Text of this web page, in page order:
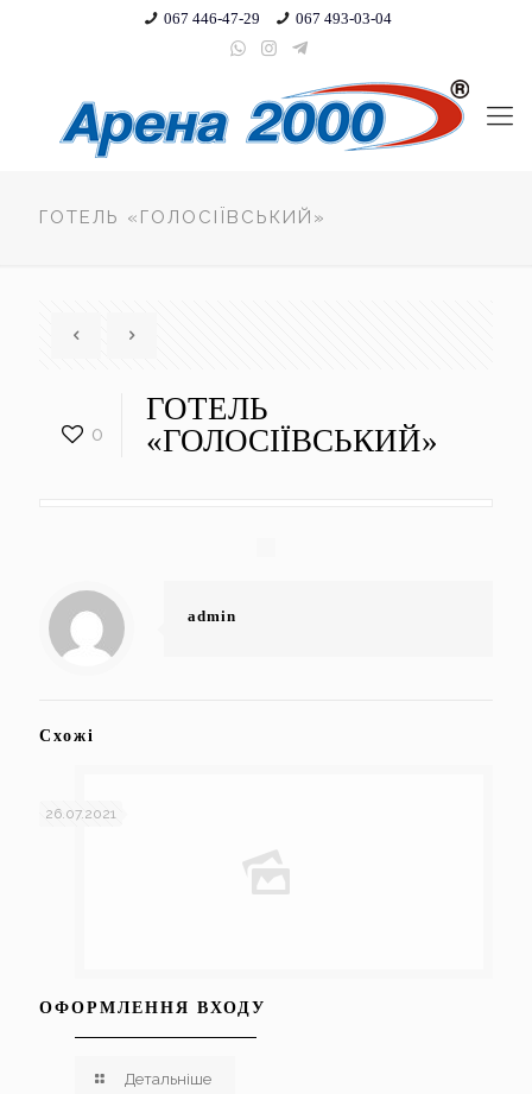
067 446-47-29 067 493-03-04
ГОТЕЛЬ «ГОЛОСІЇВСЬКИЙ»
0
ГОТЕЛЬ
«ГОЛОСІЇВСЬКИЙ»
admin
Схожі
26.07.2021
ОФОРМЛЕННЯ ВХОДУ
Детальніше